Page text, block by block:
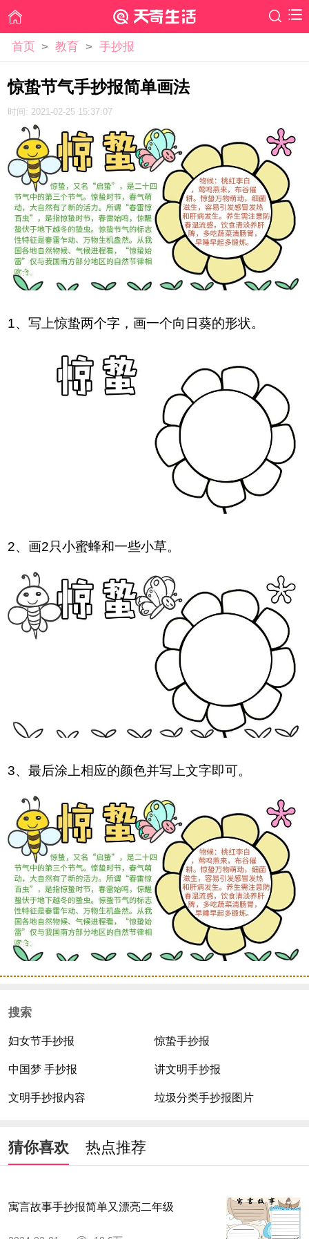
首页 > 教育 > 手抄报
惊蛰节气手抄报简单画法
时间: 2021-02-25 15:37:07
1、写上惊蛰两个字，画一个向日葵的形状。
2、画2只小蜜蜂和一些小草。
3、最后涂上相应的颜色并写上文字即可。
搜索
妇女节手抄报 惊蛰手抄报
中国梦 手抄报 讲文明手抄报
文明手抄报内容 垃圾分类手抄报图片
猜你喜欢 热点推荐
寓言故事手抄报简单又漂亮二年级